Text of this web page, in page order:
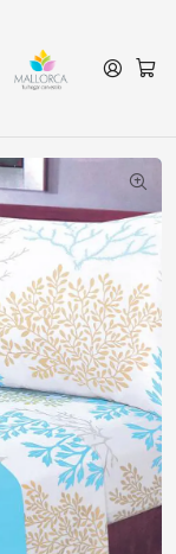
2 plazas
Coral Turquesa